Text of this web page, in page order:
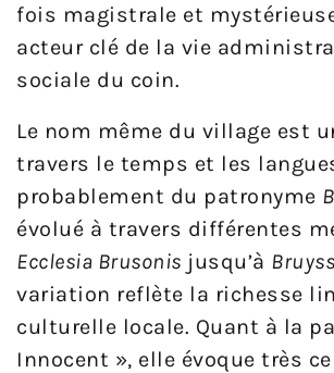
fois magistrale et
acteur clé de la vie
sociale du coin.
Le nom même du village est
travers le temps et les
probablement du patronyme
évolué à travers différentes
Ecclesia Brusonis jusqu’à
variation reflète la richesse
culturelle locale. Quant à la
Innocent », elle évoque très